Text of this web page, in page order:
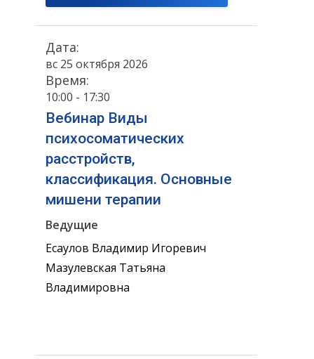
Дата:
вс 25 октября 2026
Время:
10:00 - 17:30
Вебинар Виды
психосоматических
расстройств,
классификация. Основные
мишени терапии
Ведущие
Есаулов Владимир Игоревич
Мазулевская Татьяна
Владимировна